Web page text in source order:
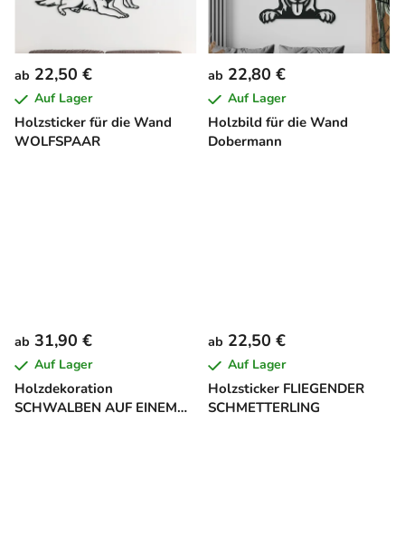
Holzsticker für die Wand
WOLFSPAAR
ab 22,50 €
Auf Lager
Holzbild für die Wand
Dobermann
ab 22,80 €
Auf Lager
Holzdekoration
SCHWALBEN AUF EINEM
ab 31,90 €
Auf Lager
Holzsticker FLIEGENDER
SCHMETTERLING
ab 22,50 €
Auf Lager